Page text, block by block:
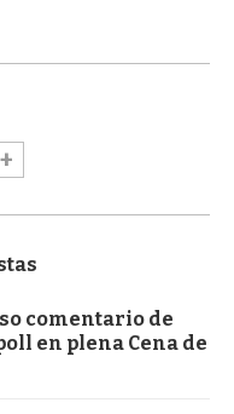
comentario de
en plena Cena de